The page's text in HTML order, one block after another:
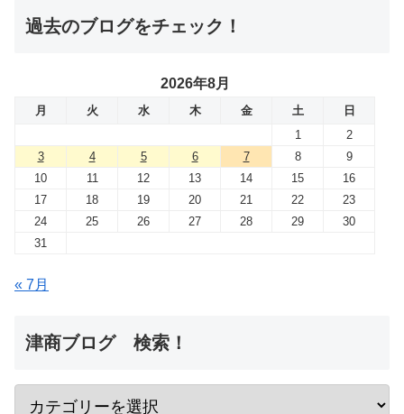
過去のブログをチェック！
2026年8月
月 火 水 木 金 土
日
1
2
3
4 5 6 7 8
9
10
11 12 13 14 15
16
17
18 19 20 21 22
23
24
25 26 27 28 29
30
31
« 7月
津商ブログ 検索！